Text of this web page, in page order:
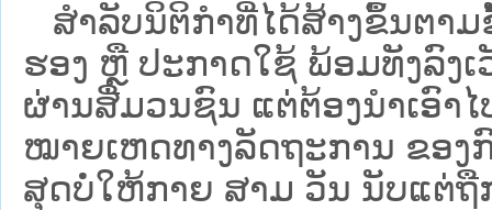
ສໍາລັບນິຕິກໍາທີ່ໄດ້ສ້າງຂຶ້ນຕາ
ຮອງ ຫຼື ປະກາດໃຊ້ ພ້ອມທັງລົງ
ຜ່ານສື່ມວນຊົນ ແຕ່ຕ້ອງນໍາເອົາ
ໝາຍ​ເຫດ​ທາງ​ລັດ​ຖະ​ການ​ ຂອ
ສຸດບໍ່ໃຫ້ກາຍ ສາມ ວັນ ນັບແຕ່ຖື